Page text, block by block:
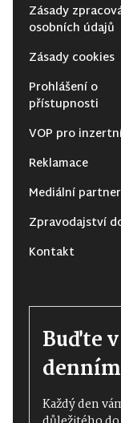
Zásady
osobních údajů
Zásady cookies
Prohlášení o
přístupnosti
VOP pro
Reklamace
Mediální
Zpravodajství
Kontakt
Buďte
Každý den